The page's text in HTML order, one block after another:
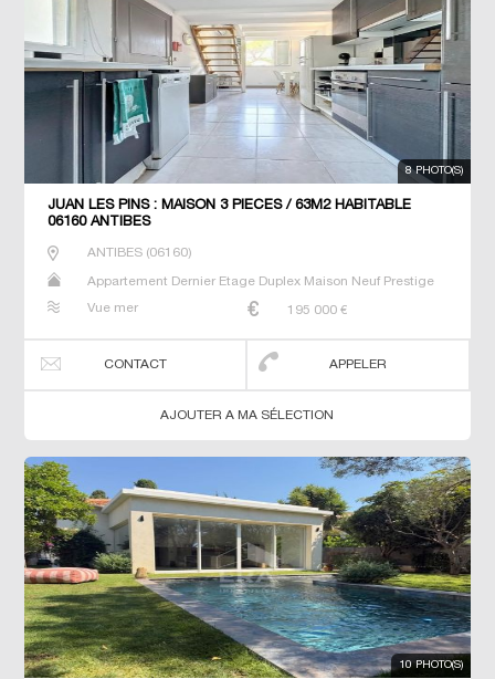
8 PHOTO(S)
JUAN LES PINS : MAISON 3 PIÈCES / 63M2 HABITABLE
06160 ANTIBES
ANTIBES(06160)
Appartement Dernier Etage Duplex Maison Neuf Prestige
Vue mer
195 000 €
CONTACT APPELER
AJOUTER A MA SÉLECTION
10 PHOTO(S)